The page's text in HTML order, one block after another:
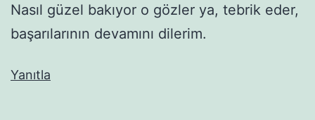
Nasıl güzel bakıyor o gözler ya, tebrik eder,
başarılarının devamını dilerim.
Yanıtla